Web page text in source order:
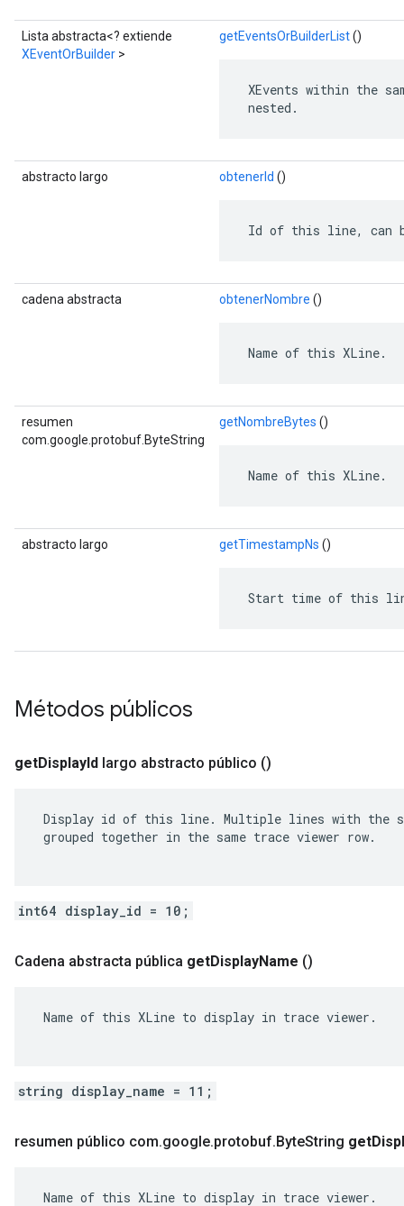
Lista abstracta<? extiende
XEventOrBuilder >
getEventsOrBuilderList()
XEvents within the
nested.
abstracto largo obtenerId ()
Id of this line, can
cadena abstracta obtenerNombre ()
Name of this XLine.
resumen
com.google.protobuf.ByteString
getNombreBytes ()
Name of this XLine.
abstracto largo getTimestampNs ()
Start time of this line
Métodos públicos
getDisplayId largo abstracto público ()
Display id of this line. Multiple lines with the
grouped together in the same trace viewer row.
int64 display_id = 10;
Cadena abstracta pública getDisplayName ()
Name of this XLine to display in trace viewer.
string display_name = 11;
resumen público com.google.protobuf.ByteString get
Name of this XLine to display in trace viewer.